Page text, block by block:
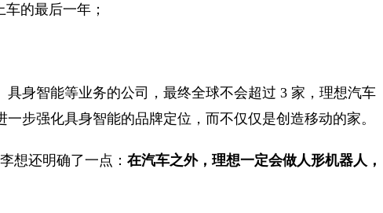
的最后一年；
具身智能等业务的公司，最终全球不会超过 3 家，理想汽车
步强化具身智能的品牌定位，而不仅仅是创造移动的家。
想还明确了一点： 在汽车之外，理想一定会做人形机器人，